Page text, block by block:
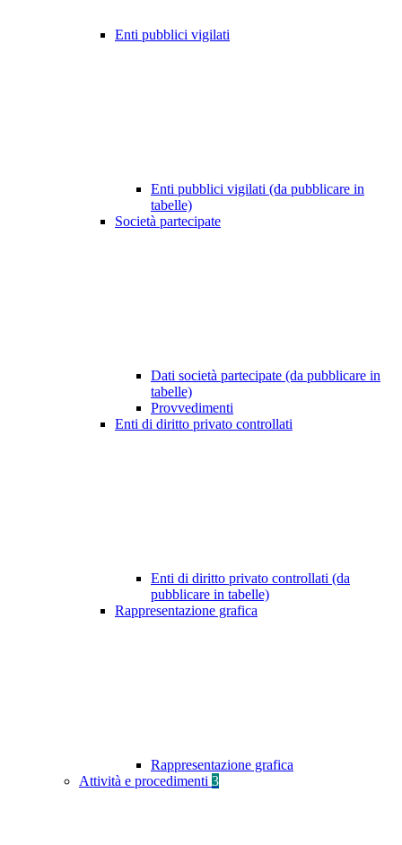
Enti pubblici vigilati
Enti pubblici vigilati (da pubblicare in
tabelle)
Società partecipate
Dati società partecipate (da pubblicare in
tabelle)
Provvedimenti
Enti di diritto privato controllati
Enti di diritto privato controllati (da
pubblicare in tabelle)
Rappresentazione grafica
Rappresentazione grafica
Attività e procedimenti 3